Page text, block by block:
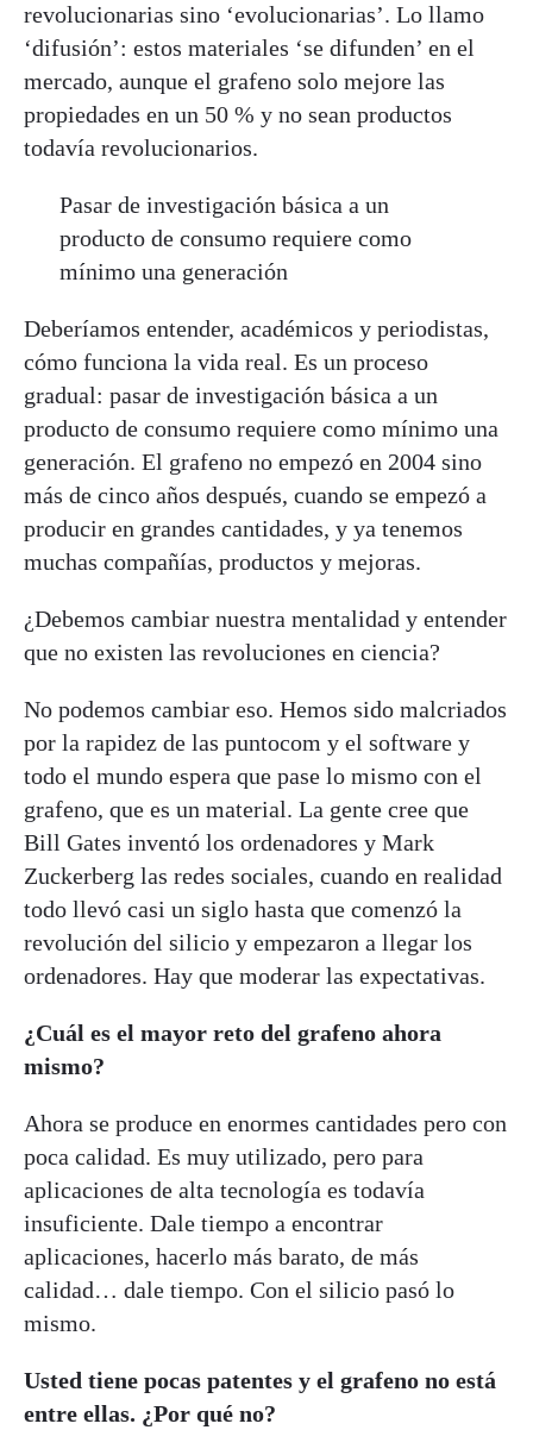
revolucionarias sino ‘evolucionarias’. Lo llamo
‘difusión’: estos materiales ‘se difunden’ en el
mercado, aunque el grafeno solo mejore las
propiedades en un 50 % y no sean productos
todavía revolucionarios.
Pasar de investigación básica a un
producto de consumo requiere como
mínimo una generación
Deberíamos entender, académicos y periodistas,
cómo funciona la vida real. Es un proceso
gradual: pasar de investigación básica a un
producto de consumo requiere como mínimo una
generación. El grafeno no empezó en 2004 sino
más de cinco años después, cuando se empezó a
producir en grandes cantidades, y ya tenemos
muchas compañías, productos y mejoras.
¿Debemos cambiar nuestra mentalidad y entender
que no existen las revoluciones en ciencia?
No podemos cambiar eso. Hemos sido malcriados
por la rapidez de las puntocom y el software y
todo el mundo espera que pase lo mismo con el
grafeno, que es un material. La gente cree que
Bill Gates inventó los ordenadores y Mark
Zuckerberg las redes sociales, cuando en realidad
todo llevó casi un siglo hasta que comenzó la
revolución del silicio y empezaron a llegar los
ordenadores. Hay que moderar las expectativas.
¿Cuál es el mayor reto del grafeno ahora
mismo?
Ahora se produce en enormes cantidades pero con
poca calidad. Es muy utilizado, pero para
aplicaciones de alta tecnología es todavía
insuficiente. Dale tiempo a encontrar
aplicaciones, hacerlo más barato, de más
calidad… dale tiempo. Con el silicio pasó lo
mismo.
Usted tiene pocas patentes y el grafeno no está
entre ellas. ¿Por qué no?